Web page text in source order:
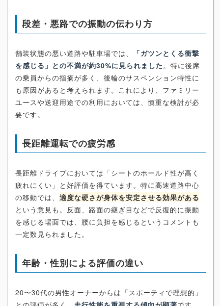
段差・悪路での振動の伝わり方
舗装状態の悪い道路や駐車場では、
「ガツンとくる衝撃
を感じる」との不満が約30%に見られました 。特に後席
の乗員からの指摘が多く、後輪のサスペンション特性に
も原因があると考えられます。これにより、ファミリー
ユースや送迎用途での利用においては、慎重な検討が必
要です。
長距離運転での疲労感
長距離ドライブにおいては「シートのホールド性が高く
疲れにくい」と好評価を得ています。特に高速道路中心
の移動では、 適度な硬さが身体を安定させる効果がある
という意見も。反面、路面の継ぎ目などで反復的に振動
を感じる場面では、腰に負担を感じるというコメントも
一定数見られました。
年齢・性別による評価の違い
20〜30代の男性オーナーからは「スポーティで理想的」